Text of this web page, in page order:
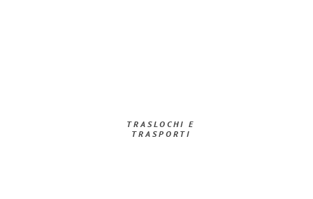
TRASLOCHI E
TRASPORTI​